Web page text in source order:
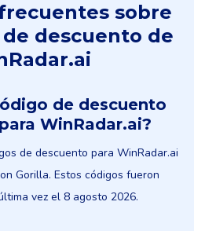
sobre
descuento de
de descuento
WinRadar.ai?
de descuento para WinRadar.ai
Gorilla. Estos códigos fueron
vez el 8 agosto 2026.